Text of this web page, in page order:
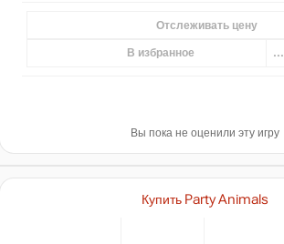
Отслеживать цену
В избранное ...
Вы пока не оценили эту игру
Купить Party Animals